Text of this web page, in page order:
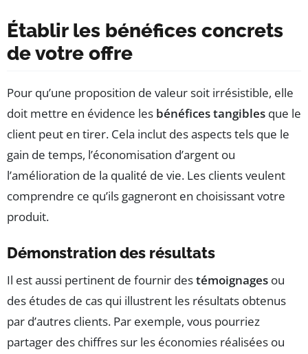
Établir les bénéfices concrets
de votre offre
Pour qu’une proposition de valeur soit irrésistible, elle
doit mettre en évidence les bénéfices tangibles que le
client peut en tirer. Cela inclut des aspects tels que le
gain de temps, l’économisation d’argent ou
l’amélioration de la qualité de vie. Les clients veulent
comprendre ce qu’ils gagneront en choisissant votre
produit.
Démonstration des résultats
Il est aussi pertinent de fournir destémoignages ou
des études de cas qui illustrent les résultats obtenus
par d’autres clients. Par exemple, vous pourriez
partager des chiffres sur les économies réalisées ou